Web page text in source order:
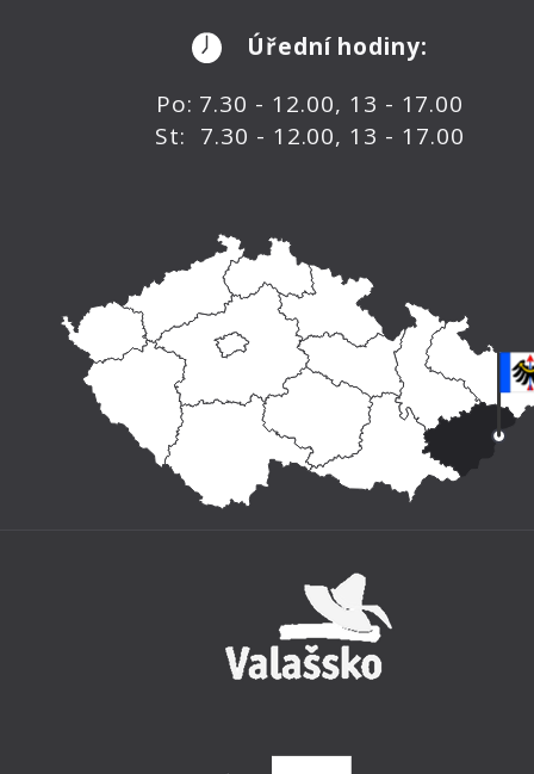
Úřední hodiny:
Po: 7.30 - 12.00, 13 - 17.00
St: 7.30 - 12.00, 13 - 17.00